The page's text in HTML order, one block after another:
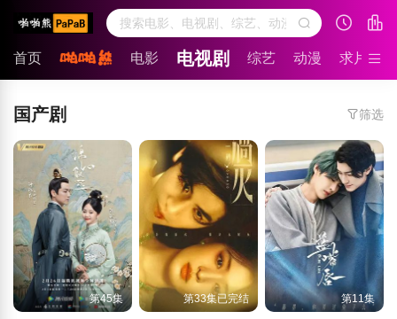
首页 电影 电视剧 综艺 动漫 求片留言
国产剧 筛选
第45集 第33集已完结 第11集